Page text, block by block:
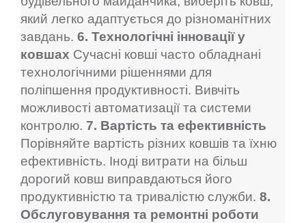
який легко адаптується до різноманітних
завдань. 6. Технологічні інновації у
ковшах Сучасні ковші часто обладнані
технологічними рішеннями для
поліпшення продуктивності. Вивчіть
можливості автоматизації та системи
контролю. 7. Вартість та ефективність
Порівняйте вартість різних ковшів та їхню
ефективність. Іноді витрати на більш
дорогий ковш виправдаються його
продуктивністю та тривалістю служби. 8.
Обслуговування та ремонтні роботи